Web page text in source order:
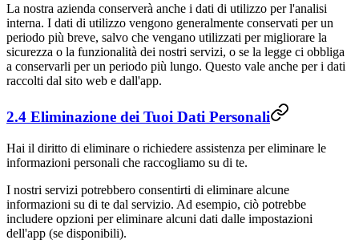
La nostra azienda conserverà anche i dati di utilizzo per l'analisi
interna. I dati di utilizzo vengono generalmente conservati per un
periodo più breve, salvo che vengano utilizzati per migliorare la
sicurezza o la funzionalità dei nostri servizi, o se la legge ci obbliga
a conservarli per un periodo più lungo. Questo vale anche per i dati
raccolti dal sito web e dall'app.
2.4 Eliminazione dei Tuoi Dati Personali
Hai il diritto di eliminare o richiedere assistenza per eliminare le
informazioni personali che raccogliamo su di te.
I nostri servizi potrebbero consentirti di eliminare alcune
informazioni su di te dal servizio. Ad esempio, ciò potrebbe
includere opzioni per eliminare alcuni dati dalle impostazioni
dell'app (se disponibili).